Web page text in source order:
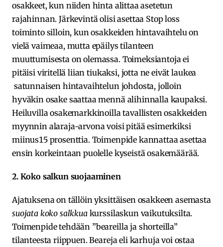
osakkeet, kun niiden hinta alittaa asetetun
rajahinnan. Järkevintä olisi asettaa Stop loss
toiminto silloin, kun osakkeiden hintavaihtelu on
vielä vaimeaa, mutta epäilys tilanteen
muuttumisesta on olemassa. Toimeksiantoja ei
pitäisi viritellä liian tiukaksi, jotta ne eivät laukea
satunnaisen hintavaihtelun johdosta, jolloin
hyväkin osake saattaa mennä alihinnalla kaupaksi.
Heiluvilla osakemarkkinoilla tavallisten osakkeiden
myynnin alaraja-arvona voisi pitää esimerkiksi
miinus15 prosenttia. Toimenpide kannattaa asettaa
ensin korkeintaan puolelle kyseistä osakemäärää.
2. Koko salkun suojaaminen
Ajatuksena on tällöin yksittäisen osakkeen asemasta
suojata koko salkkuakurssilaskun vaikutuksilta.
Toimenpide tehdään ”beareilla ja shorteilla”
tilanteesta riippuen. Beareja eli karhuja voi ostaa